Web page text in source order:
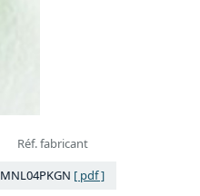
Réf. fabricant
MNL04PKGN [ pdf ]